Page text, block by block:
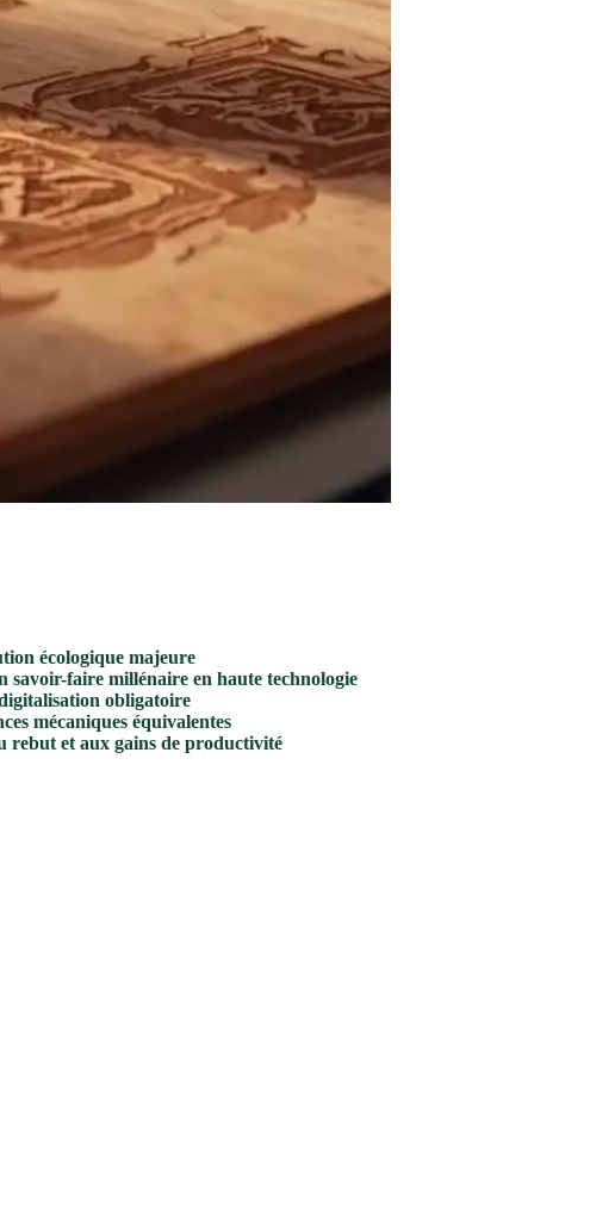
écologique majeure
savoir-faire millénaire en haute technologie
obligatoire
mécaniques équivalentes
rebut et aux gains de productivité